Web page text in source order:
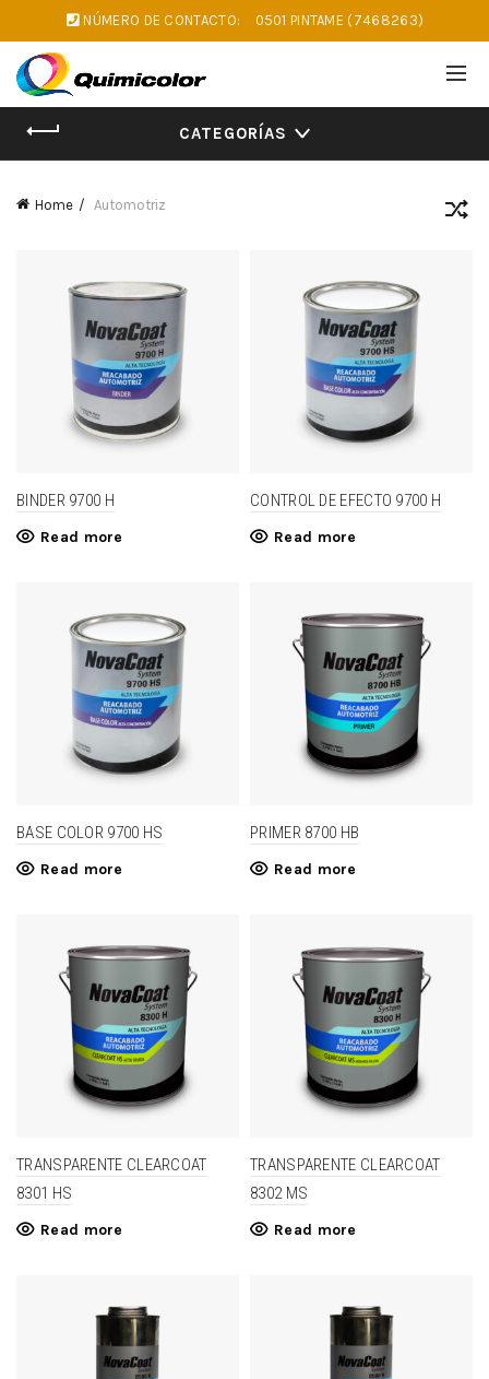
NÚMERO DE CONTACTO: 0501 PINTAME (7468263)
CATEGORÍAS
Home Automotriz
BINDER 9700 H
Read more
CONTROL DE EFECTO 9700 H
Read more
BASE COLOR 9700 HS
Read more
PRIMER 8700 HB
Read more
TRANSPARENTE CLEARCOAT
8301 HS
Read more
TRANSPARENTE CLEARCOAT
8302 MS
Read more